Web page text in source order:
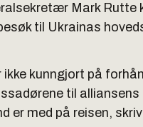
Mark Rutte
til Ukrainas
ikke kunngjort på
til alliansens
er med på reisen,